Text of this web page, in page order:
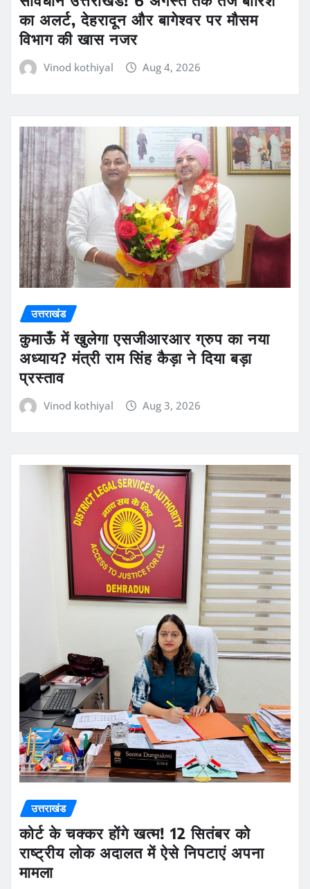
का अलर्ट, देहरादून और बागेश्वर पर मौसम
विभाग की खास नजर
Vinod kothiyal Aug 4, 2026
उत्तराखंड
कुमाऊँ में खुलेगा एसजीआरआर ग्रुप का नया
अध्याय? मंत्री राम सिंह कैड़ा ने दिया बड़ा
प्रस्ताव
Vinod kothiyal Aug 3, 2026
उत्तराखंड
कोर्ट के चक्कर होंगे खत्म! 12 सितंबर को
राष्ट्रीय लोक अदालत में ऐसे निपटाएं अपना
मामला